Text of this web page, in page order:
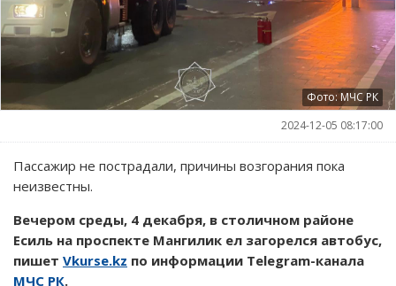
Фото: МЧС РК
2024-12-05 08:17:00
Пассажир не пострадали, причины возгорания пока
неизвестны.
Вечером среды, 4 декабря, в столичном районе
Есиль на проспекте Мангилик ел загорелся автобус,
пишет Vkurse.kz по информации Telegram-канала
МЧС РК.